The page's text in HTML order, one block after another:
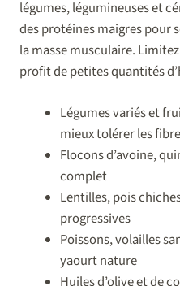
légumes, légumineuses et
des protéines maigres pour
la masse musculaire.
profit de petites quantités
Légumes variés et
mieux tolérer les
Flocons d’avoine,
complet
Lentilles, pois
progressives
Poissons, volailles
yaourt nature
Huiles d’olive et de